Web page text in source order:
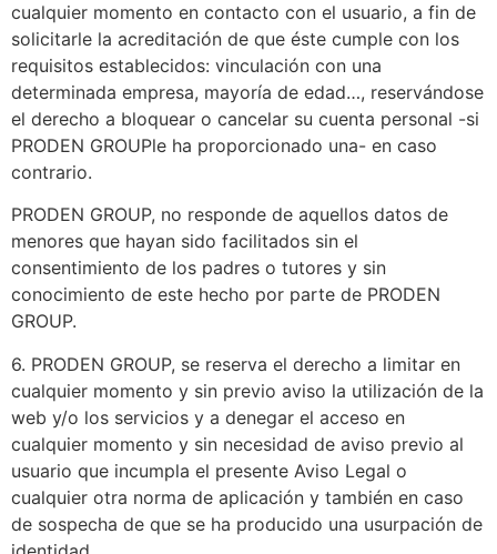
cualquier momento en contacto con el usuario, a fin de
solicitarle la acreditación de que éste cumple con los
requisitos establecidos: vinculación con una
determinada empresa, mayoría de edad…, reservándose
el derecho a bloquear o cancelar su cuenta personal -si
PRODEN GROUPle ha proporcionado una- en caso
contrario.
PRODEN GROUP, no responde de aquellos datos de
menores que hayan sido facilitados sin el
consentimiento de los padres o tutores y sin
conocimiento de este hecho por parte de PRODEN
GROUP.
6. PRODEN GROUP, se reserva el derecho a limitar en
cualquier momento y sin previo aviso la utilización de la
web y/o los servicios y a denegar el acceso en
cualquier momento y sin necesidad de aviso previo al
usuario que incumpla el presente Aviso Legal o
cualquier otra norma de aplicación y también en caso
de sospecha de que se ha producido una usurpación de